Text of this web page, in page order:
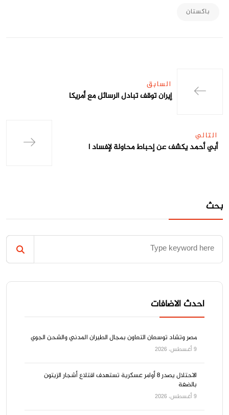
باكستان
السابق
إيران توقف تبادل الرسائل مع أمريكا
التالي
أبي أحمد يكشف عن إحباط محاولة لإفساد ا
بحث
احدث الاضافات
مصر وتشاد توسعان التعاون بمجال الطيران المدني والشحن الجوي
9 أغسطس، 2026
الاحتلال يصدر 8 أوامر عسكرية تستهدف اقتلاع أشجار الزيتون
بالضفة
9 أغسطس، 2026